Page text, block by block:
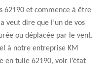
62190 et commence à être
veut dire que l’un de vos
ou déplacée par le vent.
à notre entreprise KM
en tuile 62190, voir l’état